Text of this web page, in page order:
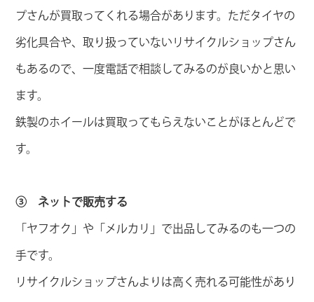
プさんが買取ってくれる場合があります。ただタイヤの
劣化具合や、取り扱っていないリサイクルショップさん
もあるので、一度電話で相談してみるのが良いかと思い
ます。
鉄製のホイールは買取ってもらえないことがほとんどで
す。
③ ネットで販売する
「ヤフオク」や「メルカリ」で出品してみるのも一つの
手です。
リサイクルショップさんよりは高く売れる可能性があり